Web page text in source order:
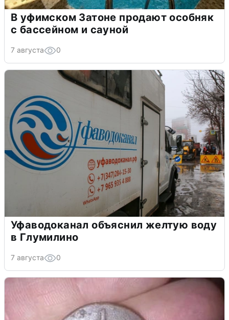
В уфимском Затоне продают особняк
с бассейном и сауной
7 августа 0
Уфаводоканал объяснил желтую воду
в Глумилино
7 августа 0